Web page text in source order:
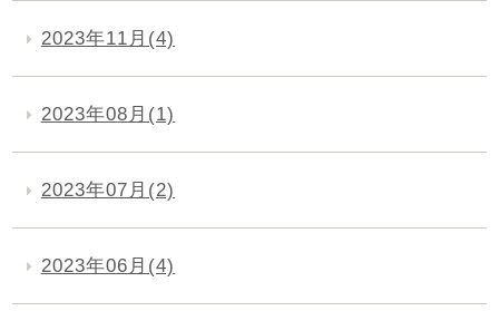
2023年11月(4)
2023年08月(1)
2023年07月(2)
2023年06月(4)